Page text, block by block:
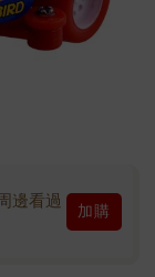
邊看過
加購